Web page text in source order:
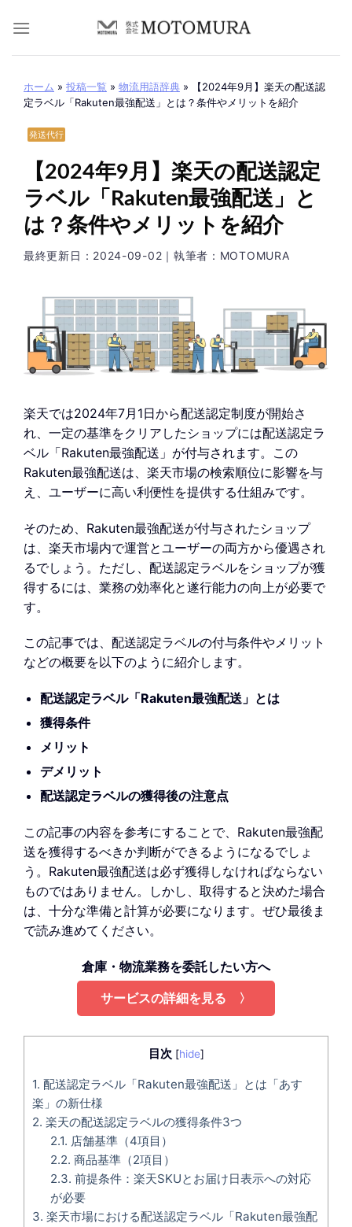
ホーム » 投稿一覧 » 物流用語辞典 »
【2024年9月】楽天の配送認
定ラベル「Rakuten最強配送」とは？条件やメリットを紹介
発送代行
【2024年9月】楽天の配送認定
ラベル「Rakuten最強配送」と
は？条件やメリットを紹介
最終更新日： 2024-09-02 ｜執筆者：MOTOMURA
楽天では2024年7月1日から配送認定制度が開始さ
れ、一定の基準をクリアしたショップには配送認定ラ
ベル「Rakuten最強配送」が付与されます。この
Rakuten最強配送は、楽天市場の検索順位に影響を与
え、ユーザーに高い利便性を提供する仕組みです。
そのため、Rakuten最強配送が付与されたショップ
は、楽天市場内で運営とユーザーの両方から優遇され
るでしょう。ただし、配送認定ラベルをショップが獲
得するには、業務の効率化と遂行能力の向上が必要で
す。
この記事では、配送認定ラベルの付与条件やメリット
などの概要を以下のように紹介します。
配送認定ラベル「Rakuten最強配送」とは
獲得条件
メリット
デメリット
配送認定ラベルの獲得後の注意点
この記事の内容を参考にすることで、Rakuten最強配
送を獲得するべきか判断ができるようになるでしょ
う。Rakuten最強配送は必ず獲得しなければならない
ものではありません。しかし、取得すると決めた場合
は、十分な準備と計算が必要になります。ぜひ最後ま
で読み進めてください。
倉庫・物流業務を委託したい方へ
サービスの詳細を見る 〉
目次 [hide]
1. 配送認定ラベル「Rakuten最強配送」とは「あす
楽」の新仕様
2. 楽天の配送認定ラベルの獲得条件3つ
2.1. 店舗基準（4項目）
2.2. 商品基準（2項目）
2.3. 前提条件：楽天SKUとお届け日表示への対応
が必要
3. 楽天市場における配送認定ラベル「Rakuten最強配